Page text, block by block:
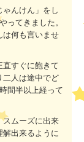
んけん」をし
ってきました。
は何も言いませ
すぐに飽きて
二人は途中でど
時間半以上経って
ムーズに出来
解出来るように